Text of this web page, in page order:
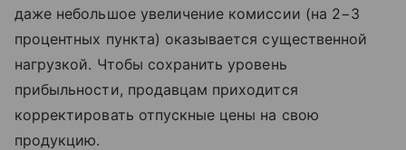
даже небольшое увеличение комиссии (на 2−3
процентных пункта) оказывается существенной
нагрузкой. Чтобы сохранить уровень
прибыльности, продавцам приходится
корректировать отпускные цены на свою
продукцию.